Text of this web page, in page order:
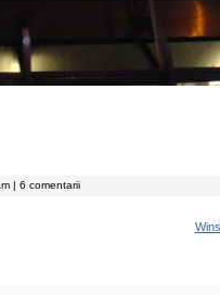
| 6 comentarii